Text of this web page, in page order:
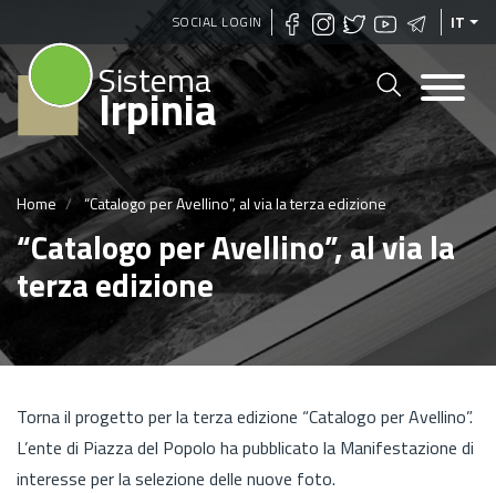
Salta
al
contenuto
principale
SOCIAL LOGIN IT
Sistema
Irpinia
Home “Catalogo per Avellino”, al via la terza edizione
“Catalogo per Avellino”, al via la
terza edizione
Torna il progetto per la terza edizione “Catalogo per Avellino”.
L’ente di Piazza del Popolo ha pubblicato la Manifestazione di
interesse per la selezione delle nuove foto.